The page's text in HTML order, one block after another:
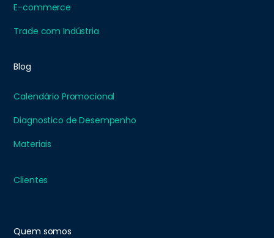
E-commerce
Trade com Indústria
Blog
Calendário Promocional
Diagnostico de Desempenho
Materiais
Clientes
Quem somos